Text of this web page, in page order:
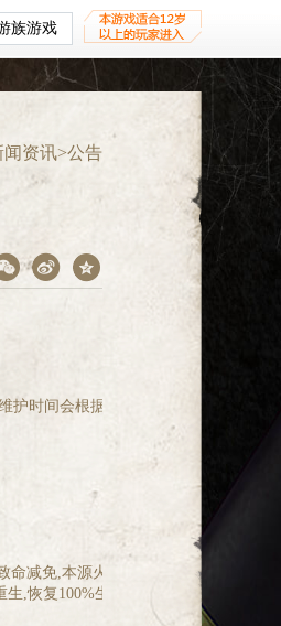
族游戏
闻资讯>公告
护时间会根据实际维护进度提前或延后
免,本源火种的能力使角色在释
,恢复100%生命值,重生时眩晕范围内